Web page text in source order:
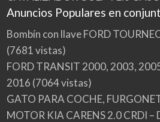
Anuncios Populares en
Bombín con llave FORD
(7681 vistas)
FORD TRANSIT 2000, 2003,
2016 (7064 vistas)
GATO PARA COCHE,
MOTOR KIA CARENS 2.0 CRDI –